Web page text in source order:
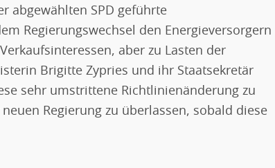
abgewählten SPD geführte
Regierungswechsel den Energieversorgern
aber zu Lasten der
Brigitte Zypries und ihr Staatsekretär
sehr umstrittene Richtlinienänderung zu
Regierung zu überlassen, sobald diese